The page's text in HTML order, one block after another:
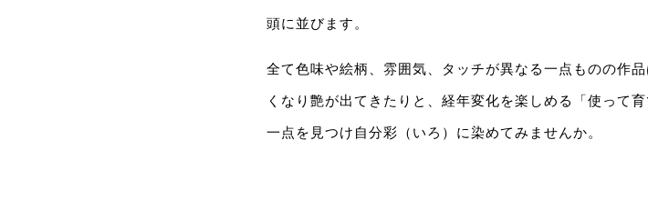
頭に並びます。
全て色味や絵柄、雰囲気、タッチが異なる一点ものの作
くなり艶が出てきたりと、経年変化を楽しめる「使って
一点を見つけ自分彩（いろ）に染めてみませんか。